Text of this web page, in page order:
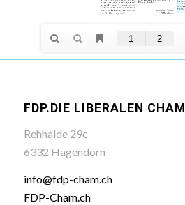
FDP.DIE LIBERALEN CHAM
Rehhalde 29c
6332 Hagendorn
info@fdp-cham.ch
FDP-Cham.ch